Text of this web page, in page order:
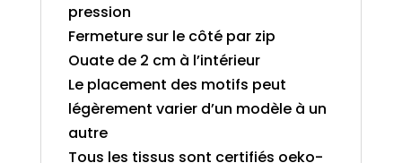
pression
Fermeture sur le côté par zip
Ouate de 2 cm à l’intérieur
Le placement des motifs peut
légèrement varier d’un modèle à un
autre
Tous les tissus sont certifiés oeko-